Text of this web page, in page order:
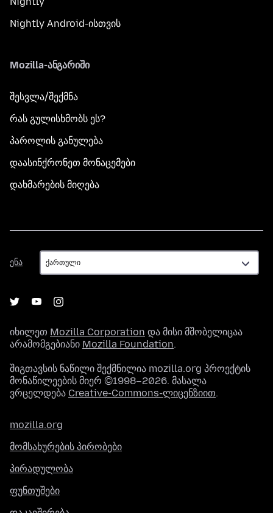
Nightly Android-ისთვის
Mozilla-ანგარიში
შესვლა/შექმნა
რას გულისხმობს ეს?
პაროლის განულება
დაასინქრონეთ მონაცემები
დახმარების მიღება
ენა
ენა
იხილეთ Mozilla Corporation და მისი მშობელიცაა
არამომგებიანი Mozilla Foundation.
შიგთავსის ნაწილი შექმნილია mozilla.org პროექტის
მონაწილეების მიერ ©1998–2026. მასალა
ვრცელდება Creative-Commons-ლიცენზიით.
mozilla.org
მომსახურების პირობები
პირადულობა
ფუნთუშები